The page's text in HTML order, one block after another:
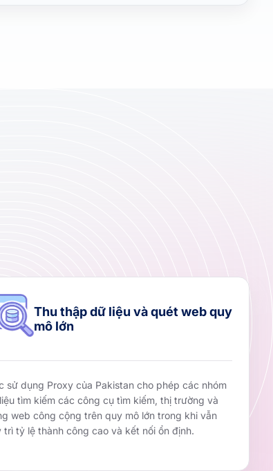
Thu thập dữ liệu và quét web quy
mô lớn
sử dụng Proxy của Pakistan cho phép các nhóm
tìm kiếm các công cụ tìm kiếm, thị trường và
web công cộng trên quy mô lớn trong khi vẫn
trì tỷ lệ thành công cao và kết nối ổn định.